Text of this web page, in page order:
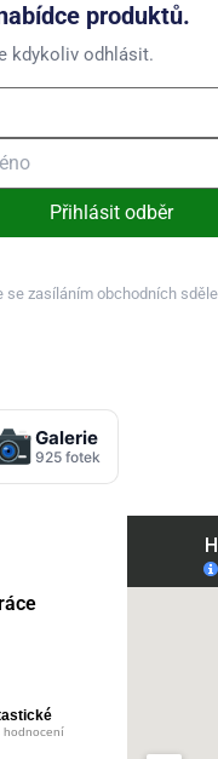
produktů.
kdykoliv odhlásit.
Přihlásit odběr
se zasíláním obchodních
Galerie
925 fotek